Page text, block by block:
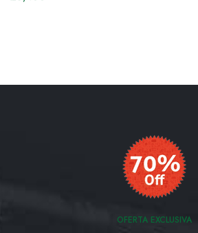
OFERTA EXCLUSIVA